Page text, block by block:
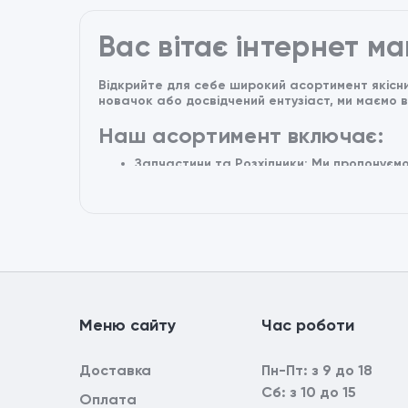
Вас вітає інтернет
Відкрийте для себе широкий асортимент
новачок або досвідчений ентузіаст, ми
Наш асортимент включає:
Запчастини та Розхідники: Ми
Аксесуари: Прикрасьте свій
документування подорожей та багато
Якість і надійність: Ми пропонуємо
Компетентні консультанти: Наша
Зручність: Замовлення запчастин та
Нехай ваша подорож на квадроциклі стане
Mеню сайтy
Доставка
Оплата
Час роботи
Пн-Пт: з 9 до 18
Сб: з 10 до 15